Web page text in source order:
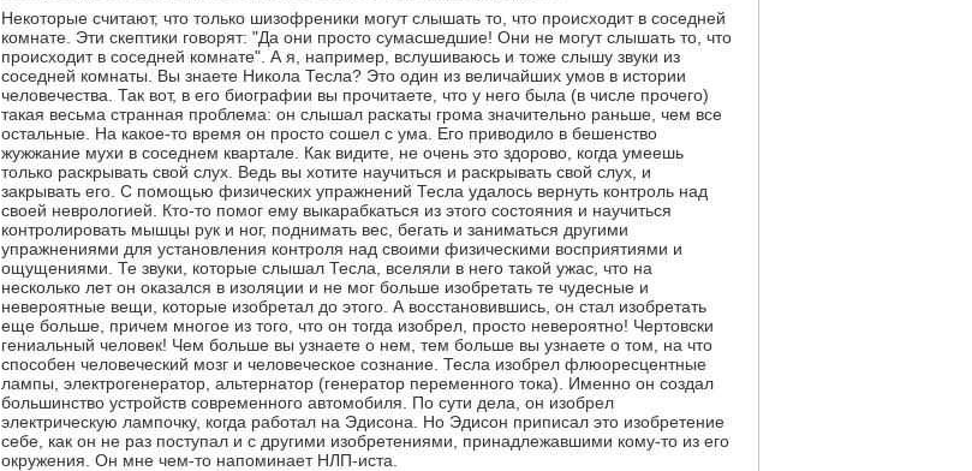
Некоторые считают, что только шизофреники могут слышать то, что происходит в соседней
комнате. Эти скептики говорят: "Да они просто сумасшедшие! Они не могут слышать то, что
происходит в соседней комнате". А я, например, вслушиваюсь и тоже слышу звуки из
соседней комнаты. Вы знаете Никола Тесла? Это один из величайших умов в истории
человечества. Так вот, в его биографии вы прочитаете, что у него была (в числе прочего)
такая весьма странная проблема: он слышал раскаты грома значительно раньше, чем все
остальные. На какое-то время он просто сошел с ума. Его приводило в бешенство
жужжание мухи в соседнем квартале. Как видите, не очень это здорово, когда умеешь
только раскрывать свой слух. Ведь вы хотите научиться и раскрывать свой слух, и
закрывать его. С помощью физических упражнений Тесла удалось вернуть контроль над
своей неврологией. Кто-то помог ему выкарабкаться из этого состояния и научиться
контролировать мышцы рук и ног, поднимать вес, бегать и заниматься другими
упражнениями для установления контроля над своими физическими восприятиями и
ощущениями. Те звуки, которые слышал Тесла, вселяли в него такой ужас, что на
несколько лет он оказался в изоляции и не мог больше изобретать те чудесные и
невероятные вещи, которые изобретал до этого. А восстановившись, он стал изобретать
еще больше, причем многое из того, что он тогда изобрел, просто невероятно! Чертовски
гениальный человек! Чем больше вы узнaете о нем, тем больше вы узнaете о том, на что
способен человеческий мозг и человеческое сознание. Тесла изобрел флюоресцентные
лампы, электрогенератор, альтернатор (генератор переменного тока). Именно он создал
большинство устройств современного автомобиля. По сути дела, он изобрел
электрическую лампочку, когда работал на Эдисона. Но Эдисон приписал это изобретение
себе, как он не раз поступал и с другими изобретениями, принадлежавшими кому-то из его
окружения. Он мне чем-то напоминает НЛП-иста.